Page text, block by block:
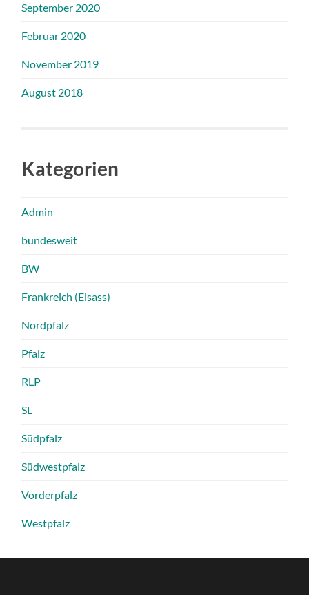
September 2020
Februar 2020
November 2019
August 2018
Kategorien
Admin
bundesweit
BW
Frankreich (Elsass)
Nordpfalz
Pfalz
RLP
SL
Südpfalz
Südwestpfalz
Vorderpfalz
Westpfalz